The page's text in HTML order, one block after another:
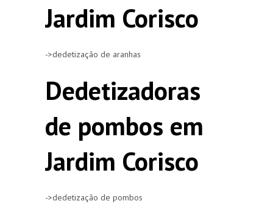
Jardim Corisco
->dedetização de aranhas
Dedetizadoras
de pombos em
Jardim Corisco
->dedetização de pombos